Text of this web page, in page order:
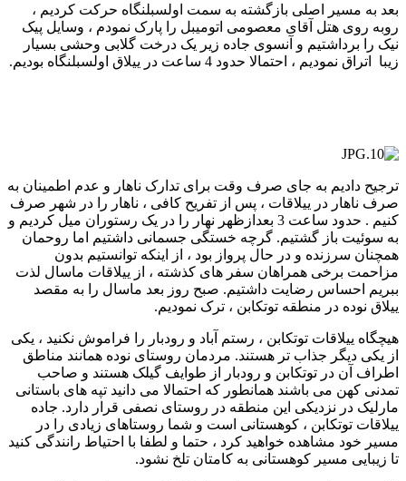
بعد به مسیر اصلی بازگشته به سمت اولسبلنگاه حرکت کردیم ،
روبه روی هتل آقای معصومی اتومیبل را پارک نمودم ، وسایل پیک
نیک را برداشتیم و آنسوی جاده زیر یک درخت گلابی وحشی بسیار
زیبا اتراق نمودیم ، احتمالا حدود 4 ساعت در ییلاق اولسبلنگاه بودیم.
ترجیح دادیم به جای صرف وقت برای تدارک ناهار و عدم اطمینان به
صرف ناهار در ییلاقات ، پس از تفریح کافی ، ناهار را در شهر صرف
کنیم . حدود ساعت 3 بعدازظهر نهار را در یک رستوران میل کردیم و
به سوئیت باز گشتیم. گرچه خستگی جسمانی داشتیم اما روحمان
همچنان سرزنده و در حال پرواز بود ، از اینکه توانستیم بدون
مزاحمت برخی همراهان سفر های کذشته ، از ییلاقات ماسال لذت
ببریم احساس رضایت داشتیم. صبح روز بعد ماسال را به مقصد
ییلاق نوده در منطقه توتکابن ، ترک نمودیم.
هیچگاه ییلاقات توتکابن ، رستم آباد و رودبار را فراموش نکنید ، یکی
از یکی دیگر جذاب تر هستند. مردمان روستای نوده همانند مناطق
اطراف آن در توتکابن و رودبار از طوایف گیلک هستند و صاحب
تمدنی کهن می باشند همانطور که احتمالا می دانید تپه های باستانی
مارلیک در نزدیکی این منطقه در روستای نصفی قرار دارد. جاده
ییلاقات توتکابن ، کوهستانی است و شما روستاهای زیادی را در
مسیر خود مشاهده خواهید کرد ، حتما و لطفا با احتیاط رانندگی کنید
تا زیبایی مسیر کوهستانی به کامتان تلخ نشود.